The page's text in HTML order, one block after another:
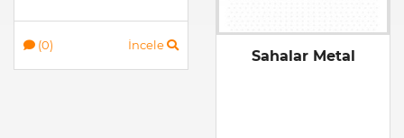
(0) İncele
Sahalar Metal